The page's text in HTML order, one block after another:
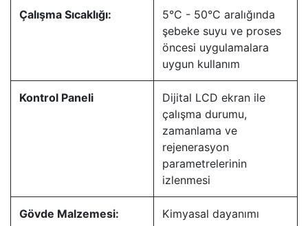
Çalışma Sıcaklığı:
5°C - 50°C aralığında
şebeke suyu ve proses
öncesi uygulamalara
uygun kullanım
Kontrol Paneli
Dijital LCD ekran ile
çalışma durumu,
zamanlama ve
rejenerasyon
parametrelerinin
izlenmesi
Gövde Malzemesi:
Kimyasal dayanımı